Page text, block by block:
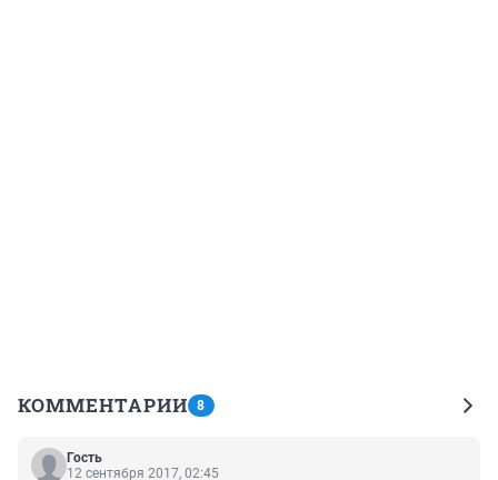
КОММЕНТАРИИ 8
Гость
12 сентября 2017, 02:45